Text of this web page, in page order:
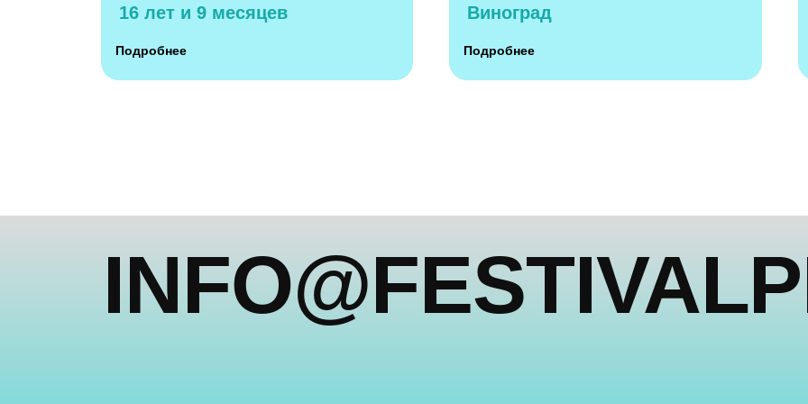
16 лет и 9 месяцев
Подробнее
Виноград
Подробнее
press@dkultury.ru
+7 (926) 078-31-51
Telegram Вконтакте